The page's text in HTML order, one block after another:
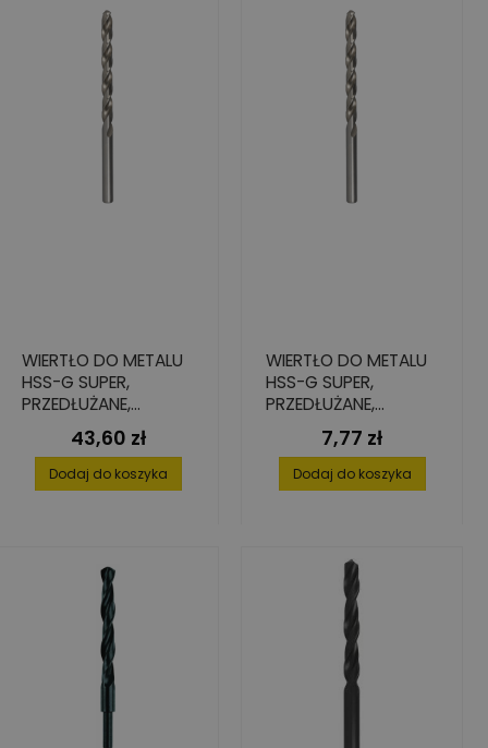
WIERTŁO DO METALU
HSS-G SUPER,
PRZEDŁUŻANE,
12X134/205
Cena
43,60 zł
Dodaj do koszyka
WIERTŁO DO METALU
HSS-G SUPER,
PRZEDŁUŻANE,
3,2X69/106
Cena
7,77 zł
Dodaj do koszyka